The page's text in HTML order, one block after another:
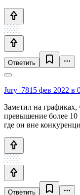
Ответить
Jury_7815 фев 2022 в
Заметил на
превышение более 10
где он вне
Ответить